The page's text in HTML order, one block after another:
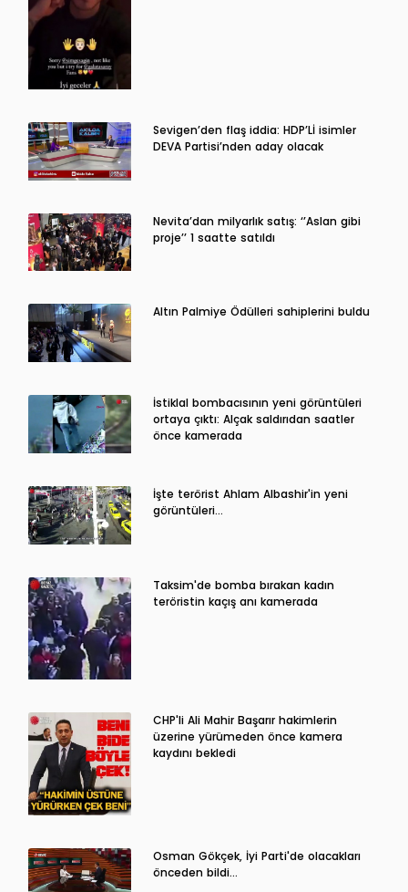
Sevigen’den flaş iddia: HDP’Lİ isimler
DEVA Partisi’nden aday olacak
Nevita’dan milyarlık satış: ‘’Aslan gibi
proje’’ 1 saatte satıldı
Altın Palmiye Ödülleri sahiplerini buldu
İstiklal bombacısının yeni görüntüleri
ortaya çıktı: Alçak saldırıdan saatler
önce kamerada
İşte terörist Ahlam Albashir'in yeni
görüntüleri…
Taksim'de bomba bırakan kadın
teröristin kaçış anı kamerada
CHP'li Ali Mahir Başarır hakimlerin
üzerine yürümeden önce kamera
kaydını bekledi
Osman Gökçek, İyi Parti'de olacakları
önceden bildi...